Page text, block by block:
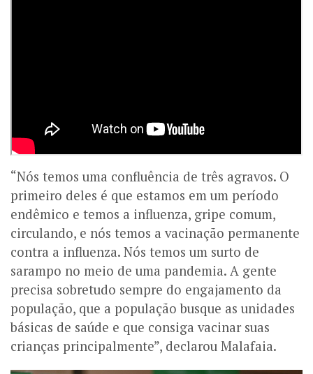
“Nós temos uma confluência de três agravos. O
primeiro deles é que estamos em um período
endêmico e temos a influenza, gripe comum,
circulando, e nós temos a vacinação permanente
contra a influenza. Nós temos um surto de
sarampo no meio de uma pandemia. A gente
precisa sobretudo sempre do engajamento da
população, que a população busque as unidades
básicas de saúde e que consiga vacinar suas
crianças principalmente”, declarou Malafaia.